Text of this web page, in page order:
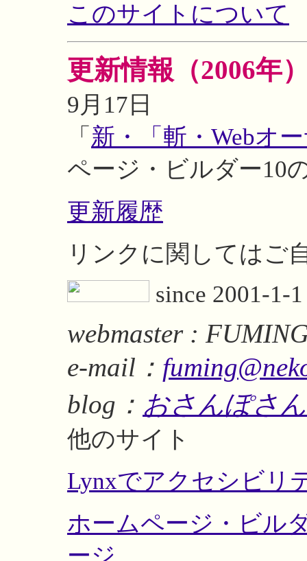
このサイトについて
更新情報（2006年
9月17日
「 新・「斬・Webオ
ページ・ビルダー10
更新履歴
リンクに関してはご
since 2001-1-1
webmaster :
e-mail：
blog： おさんぽさ
他のサイト
Lynxでアクセシビリ
ホームページ・ビル